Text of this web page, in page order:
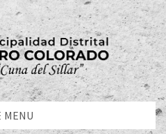
MENU